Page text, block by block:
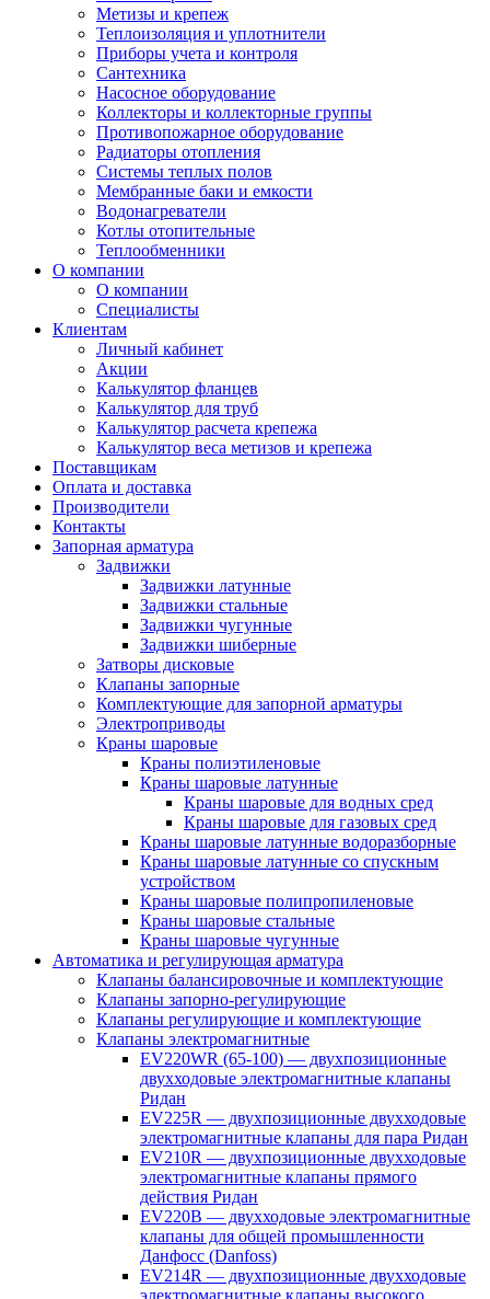
Метизы и крепеж
Теплоизоляция и уплотнители
Приборы учета и контроля
Сантехника
Насосное оборудование
Коллекторы и коллекторные группы
Противопожарное оборудование
Радиаторы отопления
Системы теплых полов
Мембранные баки и емкости
Водонагреватели
Котлы отопительные
Теплообменники
О компании
О компании
Специалисты
Клиентам
Личный кабинет
Акции
Калькулятор фланцев
Калькулятор для труб
Калькулятор расчета крепежа
Калькулятор веса метизов и крепежа
Поставщикам
Оплата и доставка
Производители
Контакты
Запорная арматура
Задвижки
Задвижки латунные
Задвижки стальные
Задвижки чугунные
Задвижки шиберные
Затворы дисковые
Клапаны запорные
Комплектующие для запорной арматуры
Электроприводы
Краны шаровые
Краны полиэтиленовые
Краны шаровые латунные
Краны шаровые для водных сред
Краны шаровые для газовых сред
Краны шаровые латунные водоразборные
Краны шаровые латунные со спускным
устройством
Краны шаровые полипропиленовые
Краны шаровые стальные
Краны шаровые чугунные
Автоматика и регулирующая арматура
Клапаны балансировочные и комплектующие
Клапаны запорно-регулирующие
Клапаны регулирующие и комплектующие
Клапаны электромагнитные
EV220WR (65-100) — двухпозиционные
двухходовые электромагнитные клапаны
Ридан
EV225R — двухпозиционные двухходовые
электромагнитные клапаны для пара Ридан
EV210R — двухпозиционные двухходовые
электромагнитные клапаны прямого
действия Ридан
EV220B — двухходовые электромагнитные
клапаны для общей промышленности
Данфосс (Danfoss)
EV214R — двухпозиционные двухходовые
электромагнитные клапаны высокого